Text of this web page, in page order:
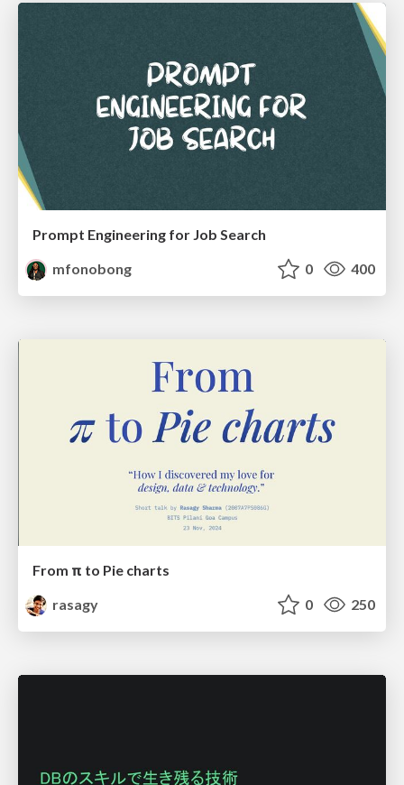
Prompt Engineering for Job Search
mfonobong
0 400
From π to Pie charts
rasagy
0 250